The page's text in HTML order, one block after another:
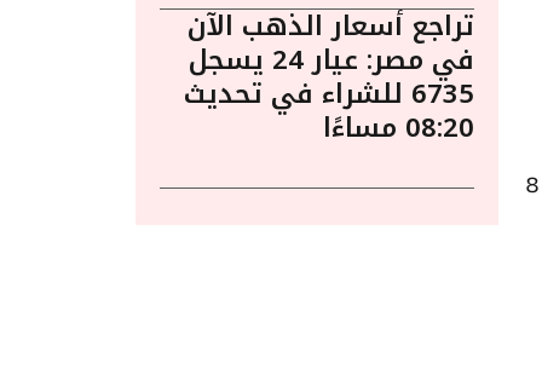
تجد أعلى قيمة لشراء الدولار الأمريكي في بنك فيصل الإسلامي حيث ارتفع سعر الدولار الأمريكي بقيمة 8
تراجع أسعار الذهب الآن
في مصر: عيار 24 يسجل
6735 للشراء في تحديث
08:20 مساءًا